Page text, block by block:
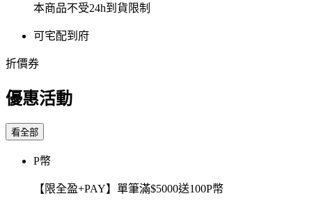
本商品不受24h到貨限制
可宅配到府
折價券
優惠活動
看全部
P幣
【限全盈+PAY】單筆滿$5000送100P幣